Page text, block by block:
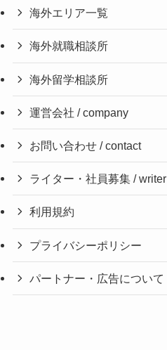
海外エリア一覧
海外就職相談所
海外留学相談所
運営会社 / company
お問い合わせ / contact
ライター・社員募集 / writer
利用規約
プライバシーポリシー
パートナー・広告について